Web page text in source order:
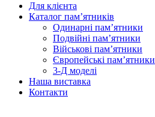
Для клієнта
Каталог пам’ятників
Одинарні пам’ятники
Подвійні пам’ятники
Військові пам’ятники
Європейські пам’ятники
3-Д моделі
Наша виставка
Контакти